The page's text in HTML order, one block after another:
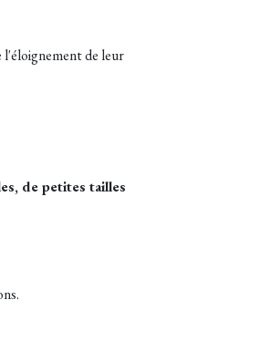
l'éloignement de leur
de petites tailles